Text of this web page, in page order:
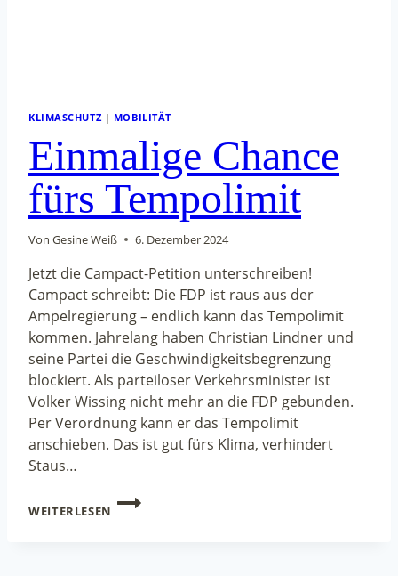
KLIMASCHUTZ | MOBILITÄT
Einmalige Chance
fürs Tempolimit
Von Gesine Weiß 6. Dezember 2024
Jetzt die Campact-Petition unterschreiben!
Campact schreibt: Die FDP ist raus aus der
Ampelregierung – endlich kann das Tempolimit
kommen. Jahrelang haben Christian Lindner und
seine Partei die Geschwindigkeitsbegrenzung
blockiert. Als parteiloser Verkehrsminister ist
Volker Wissing nicht mehr an die FDP gebunden.
Per Verordnung kann er das Tempolimit
anschieben. Das ist gut fürs Klima, verhindert
Staus…
WEITERLESEN
EINMALIGE